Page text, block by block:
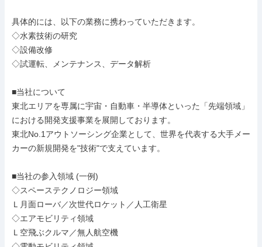
具体的には、以下の業務に携わっていただきます。
◇水素技術の研究
◇設備改修
◇試運転、メンテナンス、データ解析
■当社について
東北エリアを専属に宇宙・自動車・半導体といった「先端領域」
における開発支援事業を展開しております。
東北No.1アウトソーシング企業として、世界を代表する大手メー
カーの新規開発を"技術"で支えています。
■当社の参入領域 (一例)
◇スペーステクノロジー領域
Ｌ月面ローバ／次世代ロケット／人工衛星
◇エアモビリティ領域
Ｌ空飛ぶクルマ／無人航空機